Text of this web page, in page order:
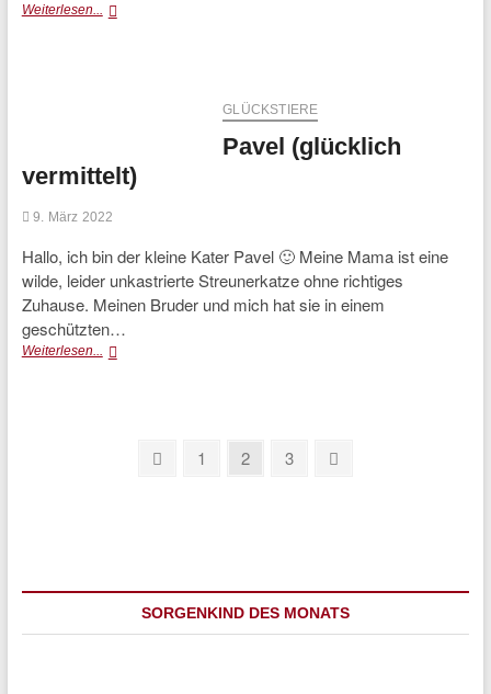
Weiterlesen... Lena
GLÜCKSTIERE
Pavel (glücklich
vermittelt)
9. März 2022
Hallo, ich bin der kleine Kater Pavel 🙂 Meine Mama ist eine
wilde, leider unkastrierte Streunerkatze ohne richtiges
Zuhause. Meinen Bruder und mich hat sie in einem
geschützten…
Weiterlesen... Pavel
Seitennummerierung
Previous
Page
1 Page
2 Page
3
Next
SORGENKIND DES MONATS